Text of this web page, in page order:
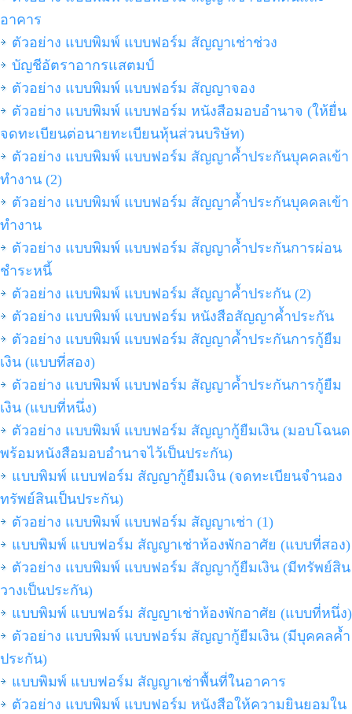
อาคาร
ตัวอย่าง แบบพิมพ์ แบบฟอร์ม สัญญาเช่าช่วง
บัญชีอัตราอากรแสตมป์
ตัวอย่าง แบบพิมพ์ แบบฟอร์ม สัญญาจอง
ตัวอย่าง แบบพิมพ์ แบบฟอร์ม หนังสือมอบอำนาจ (ให้ยื่น
จดทะเบียนต่อนายทะเบียนหุ้นส่วนบริษัท)
ตัวอย่าง แบบพิมพ์ แบบฟอร์ม สัญญาค้ำประกันบุคคลเข้า
ทำงาน (2)
ตัวอย่าง แบบพิมพ์ แบบฟอร์ม สัญญาค้ำประกันบุคคลเข้า
ทำงาน
ตัวอย่าง แบบพิมพ์ แบบฟอร์ม สัญญาค้ำประกันการผ่อน
ชำระหนี้
ตัวอย่าง แบบพิมพ์ แบบฟอร์ม สัญญาค้ำประกัน (2)
ตัวอย่าง แบบพิมพ์ แบบฟอร์ม หนังสือสัญญาค้ำประกัน
ตัวอย่าง แบบพิมพ์ แบบฟอร์ม สัญญาค้ำประกันการกู้ยืม
เงิน (แบบที่สอง)
ตัวอย่าง แบบพิมพ์ แบบฟอร์ม สัญญาค้ำประกันการกู้ยืม
เงิน (แบบที่หนึ่ง)
ตัวอย่าง แบบพิมพ์ แบบฟอร์ม สัญญากู้ยืมเงิน (มอบโฉนด
พร้อมหนังสือมอบอำนาจไว้เป็นประกัน)
แบบพิมพ์ แบบฟอร์ม สัญญากู้ยืมเงิน (จดทะเบียนจำนอง
ทรัพย์สินเป็นประกัน)
ตัวอย่าง แบบพิมพ์ แบบฟอร์ม สัญญาเช่า (1)
แบบพิมพ์ แบบฟอร์ม สัญญาเช่าห้องพักอาศัย (แบบที่สอง)
ตัวอย่าง แบบพิมพ์ แบบฟอร์ม สัญญากู้ยืมเงิน (มีทรัพย์สิน
วางเป็นประกัน)
แบบพิมพ์ แบบฟอร์ม สัญญาเช่าห้องพักอาศัย (แบบที่หนึ่ง)
ตัวอย่าง แบบพิมพ์ แบบฟอร์ม สัญญากู้ยืมเงิน (มีบุคคลค้ำ
ประกัน)
แบบพิมพ์ แบบฟอร์ม สัญญาเช่าพื้นที่ในอาคาร
ตัวอย่าง แบบพิมพ์ แบบฟอร์ม หนังสือให้ความยินยอมใน